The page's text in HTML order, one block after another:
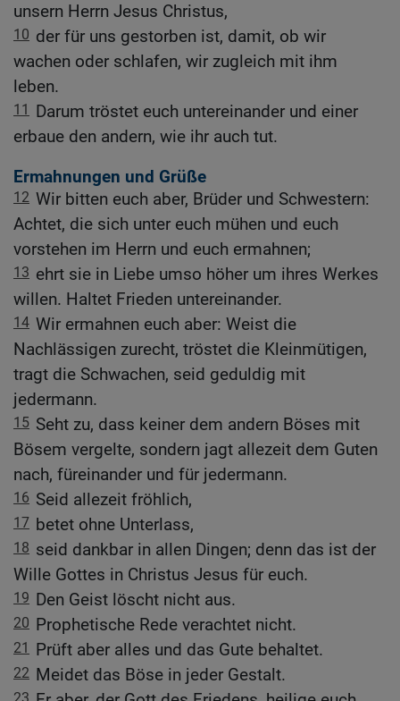
unsern Herrn Jesus Christus,
10 der für uns gestorben ist, damit, ob wir
wachen oder schlafen, wir zugleich mit ihm
leben.
11
Darum tröstet euch untereinander und einer
erbaue den andern, wie ihr auch tut.
Ermahnungen und Grüße
12 Wir bitten euch aber, Brüder und Schwestern:
Achtet, die sich unter euch mühen und euch
vorstehen im Herrn und euch ermahnen;
13 ehrt sie in Liebe umso höher um ihres Werkes
willen. Haltet Frieden untereinander.
14 Wir ermahnen euch aber: Weist die
Nachlässigen zurecht, tröstet die Kleinmütigen,
tragt die Schwachen, seid geduldig mit
jedermann.
15 Seht zu, dass keiner dem andern Böses mit
Bösem vergelte, sondern jagt allezeit dem Guten
nach, füreinander und für jedermann.
16 Seid allezeit fröhlich,
17 betet ohne Unterlass,
18 seid dankbar in allen Dingen; denn das ist der
Wille Gottes in Christus Jesus für euch.
19 Den Geist löscht nicht aus.
20 Prophetische Rede verachtet nicht.
21 Prüft aber alles und das Gute behaltet.
22 Meidet das Böse in jeder Gestalt.